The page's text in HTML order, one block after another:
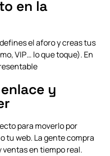
en la
el aforo y creas tus
VIP… lo que toque). En
y
para moverlo por
tu web. La gente compra
en tiempo real.